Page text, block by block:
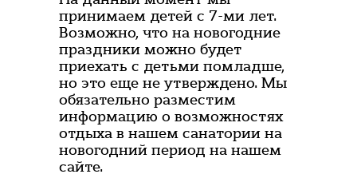
принимаем детей с 7-ми лет.
Возможно, что на новогодние
праздники можно будет
приехать с детьми помладше,
но это еще не утверждено. Мы
обязательно разместим
информацию о возможностях
отдыха в нашем санатории на
новогодний период на нашем
сайте.